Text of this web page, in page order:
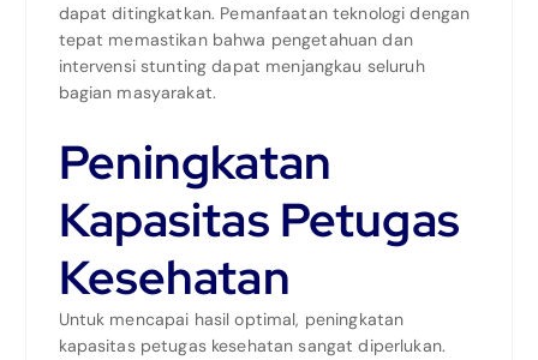
dapat ditingkatkan. Pemanfaatan teknologi dengan
tepat memastikan bahwa pengetahuan dan
intervensi stunting dapat menjangkau seluruh
bagian masyarakat.
Peningkatan
Kapasitas Petugas
Kesehatan
Untuk mencapai hasil optimal, peningkatan
kapasitas petugas kesehatan sangat diperlukan.